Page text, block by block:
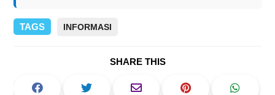
TAGS INFORMASI
SHARE THIS